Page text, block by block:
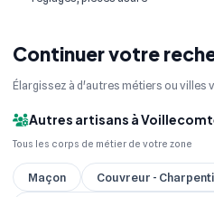
Continuer votre
Élargissez à d'autres métiers ou villes
Autres artisans à
Tous les corps de métier de votre zone
Maçon
Couvreur -